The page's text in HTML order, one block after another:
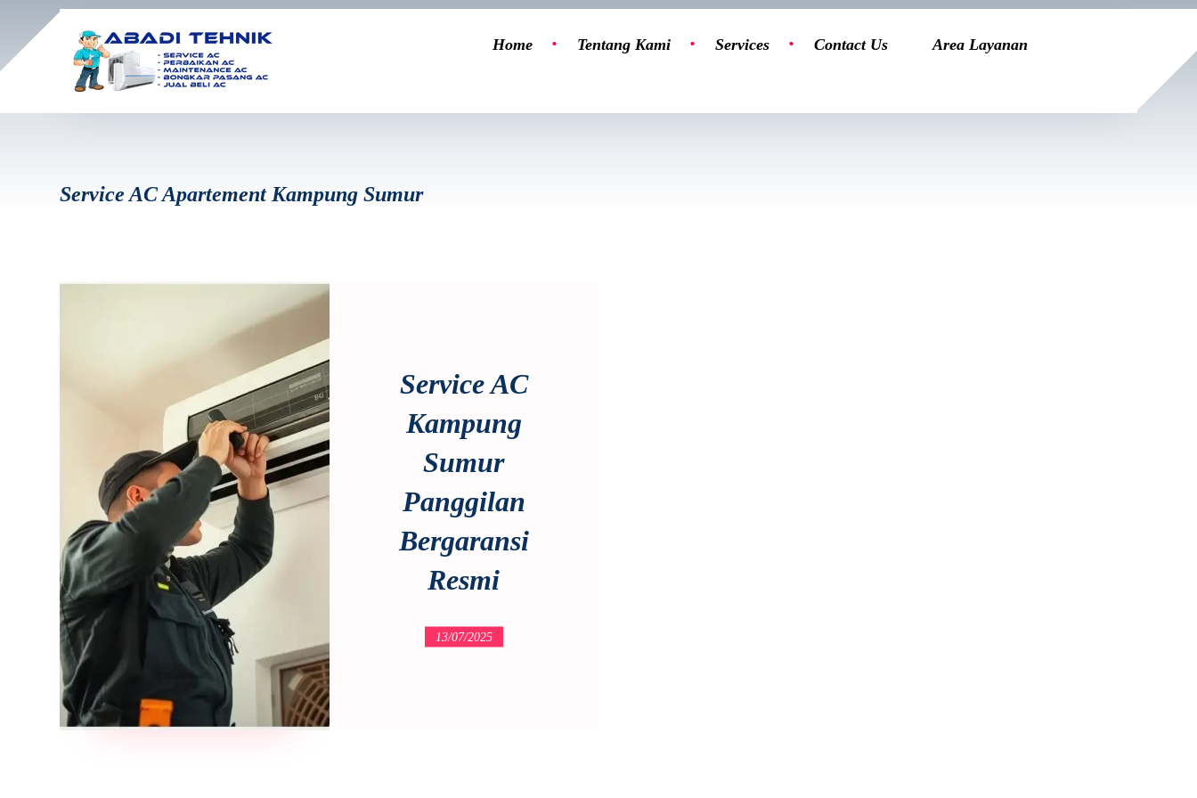
Home Tentang Kami Services Contact Us Area Layanan
Service AC Apartement Kampung Sumur
Service AC
Kampung
Sumur
Panggilan
Bergaransi
Resmi
13/07/2025